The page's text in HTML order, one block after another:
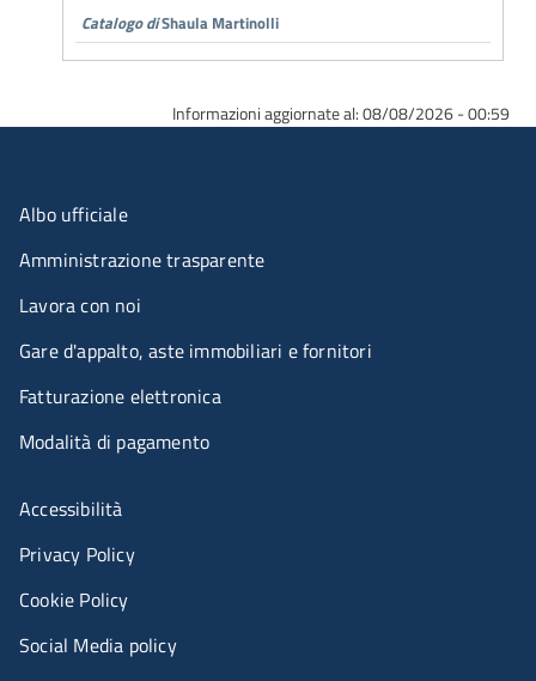
Catalogo diShaula Martinolli
Informazioni aggiornate al: 08/08/2026 - 00:59
Menu organizzazione
Albo ufficiale
Amministrazione trasparente
Lavora con noi
Gare d'appalto, aste immobiliari e fornitori
Fatturazione elettronica
Modalità di pagamento
Menù riferimenti
Accessibilità
Privacy Policy
Cookie Policy
Social Media policy